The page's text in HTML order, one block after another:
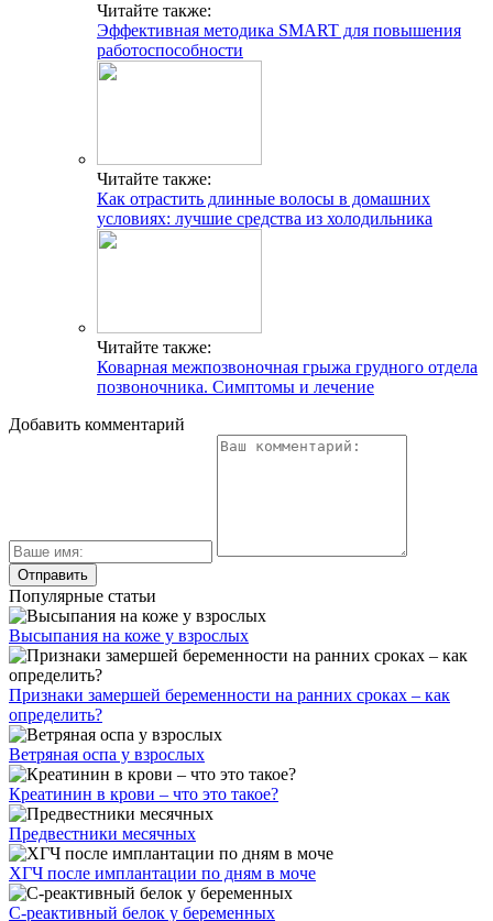
Читайте также:
Эффективная методика SMART для повышения
работоспособности
Читайте также:
Как отрастить длинные волосы в домашних
условиях: лучшие средства из холодильника
Читайте также:
Коварная межпозвоночная грыжа грудного отдела
позвоночника. Симптомы и лечение
Добавить комментарий
Популярные статьи
Высыпания на коже у взрослых
Признаки замершей беременности на ранних сроках – как
определить?
Ветряная оспа у взрослых
Креатинин в крови – что это такое?
Предвестники месячных
ХГЧ после имплантации по дням в моче
С-реактивный белок у беременных